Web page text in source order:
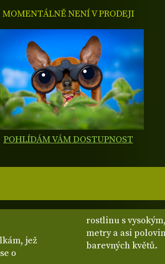
jež
o
rostlinu s
metry a asi
barevných květů.
MOMENTÁLNĚ NENÍ V PRODEJI
POHLÍDÁM VÁM DOSTUPNOST